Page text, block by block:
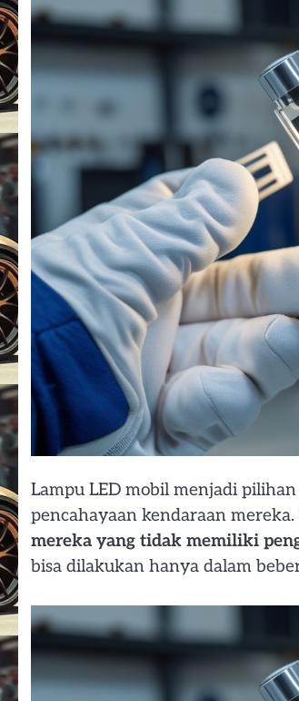
Lampu LED mobil menjadi
pencahayaan kendaraan mereka.
mereka yang tidak memiliki
bisa dilakukan hanya dalam